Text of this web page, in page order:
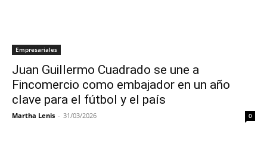
Empresariales
Juan Guillermo Cuadrado se une a
Fincomercio como embajador en un año
clave para el fútbol y el país
Martha Lenis - 31/03/2026 0